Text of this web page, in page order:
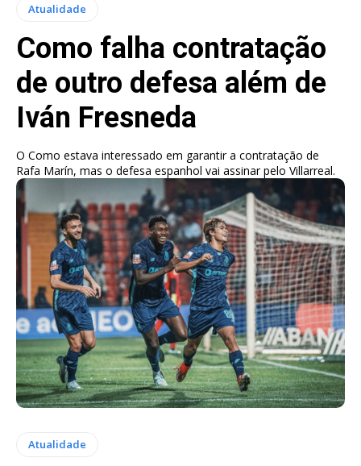
Atualidade
Como falha contratação
de outro defesa além de
Iván Fresneda
O Como estava interessado em garantir a contratação de
Rafa Marín, mas o defesa espanhol vai assinar pelo Villarreal.
Atualidade